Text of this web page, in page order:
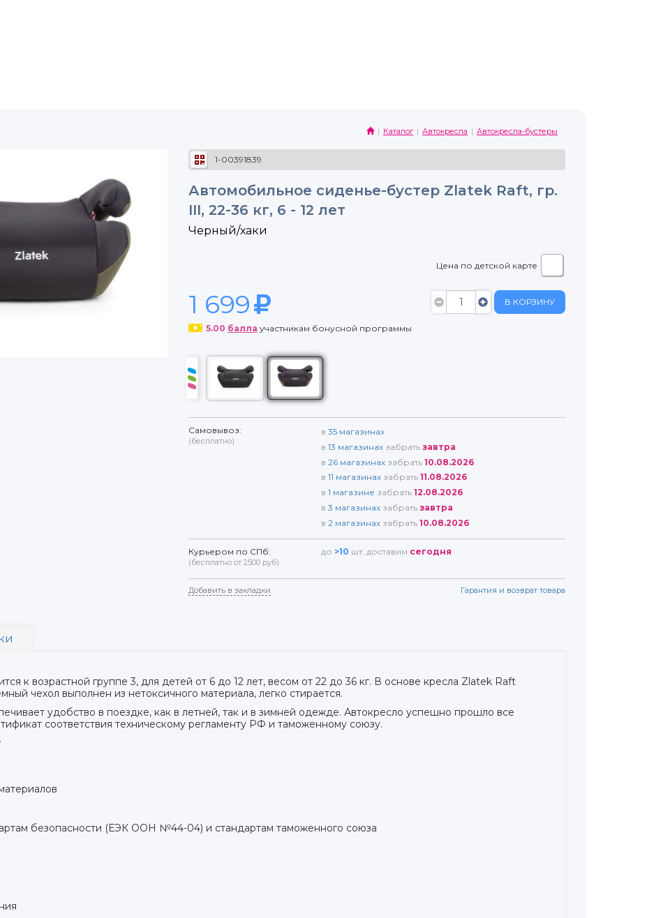
Каталог Автокресла Автокресла-бустеры
1-00391839
Автомобильное сиденье-бустер Zlatek Raft, гр.
III, 22-36 кг, 6 - 12 лет
Черный/хаки
Цена по детской карте
1 699 В КОРЗИНУ
5.00 балла участникам бонусной программы
Самовывоз:
(бесплатно)
в 35 магазинах
в 13 магазинах забрать завтра
в 26 магазинах забрать 10.08.2026
в 11 магазинах забрать 11.08.2026
в 1 магазине забрать 12.08.2026
в 3 магазинах забрать завтра
в 2 магазинах забрать 10.08.2026
Курьером по СПб:
(бесплатно от 2500 руб)
до >10 шт. доставим сегодня
Добавить в закладки Гарантия и возврат товара
к возрастной группе 3, для детей от 6 до 12 лет, весом от 22 до 36 кг. В основе кресла Zlatek Raft
чехол выполнен из нетоксичного материала, легко стирается.
удобство в поездке, как в летней, так и в зимней одежде. Автокресло успешно прошло все
соответствия техническому регламенту РФ и таможенному союзу.
безопасности (ЕЭК ООН №44-04) и стандартам таможенного союза